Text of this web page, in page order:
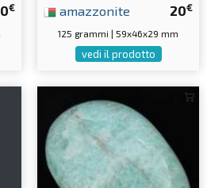
€ 20€
amazzonite
125 grammi | 59x46x29 mm
vedi il prodotto